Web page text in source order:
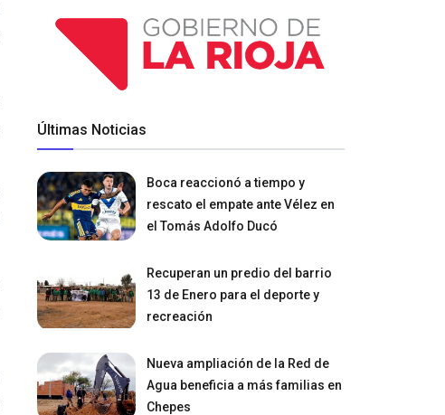
Últimas Noticias
Boca reaccionó a tiempo y
rescato el empate ante Vélez en
el Tomás Adolfo Ducó
Recuperan un predio del barrio
13 de Enero para el deporte y
recreación
Nueva ampliación de la Red de
Agua beneficia a más familias en
Chepes